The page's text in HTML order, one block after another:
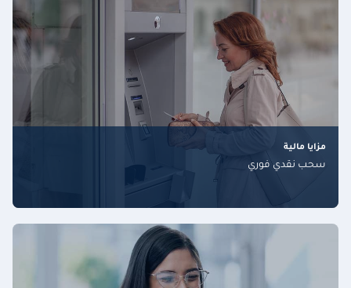
مزايا مالية
سحب نقدي فوري